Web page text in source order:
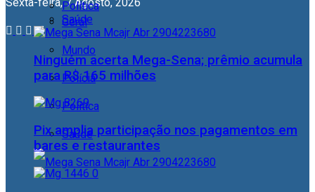
Geral
Mundo
Polícia
Política
Saúde
Política
Saúde
Ninguém acerta Mega-Sena; prêmio acumula
para R$ 165 milhões
Pix amplia participação nos pagamentos em
bares e restaurantes